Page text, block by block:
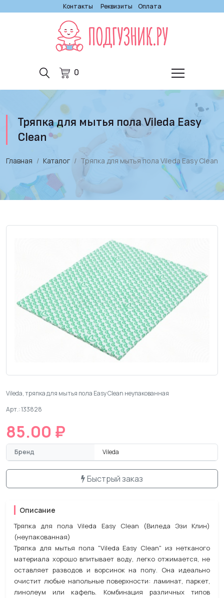
Контакты Реквизиты Оплата
0
Тряпка для мытья пола Vileda Easy
Clean
Главная Каталог Тряпка для мытья пола Vileda Easy Clean
Vileda, тряпка для мытья пола Easy Clean неупакованная
Арт.: 133828
85.00 ₽
Бренд Vileda
Быстрый заказ
Описание
Тряпка для пола Vileda Easy Clean (Виледа Эзи Клин)
(неупакованная)
Тряпка для мытья пола "Vileda Easy Clean" из нетканого
материала хорошо впитывает воду, легко отжимается, не
оставляет разводов и ворсинок на полу. Она идеально
очистит любые напольные поверхности: ламинат, паркет,
линолеум или кафель. Комбинация различных типов